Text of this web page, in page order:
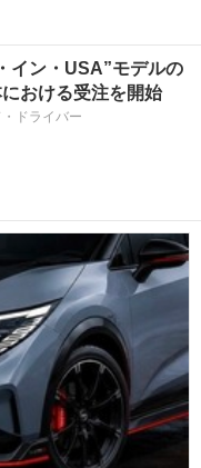
イン・USA”モデルの
おける受注を開始
ドライバー